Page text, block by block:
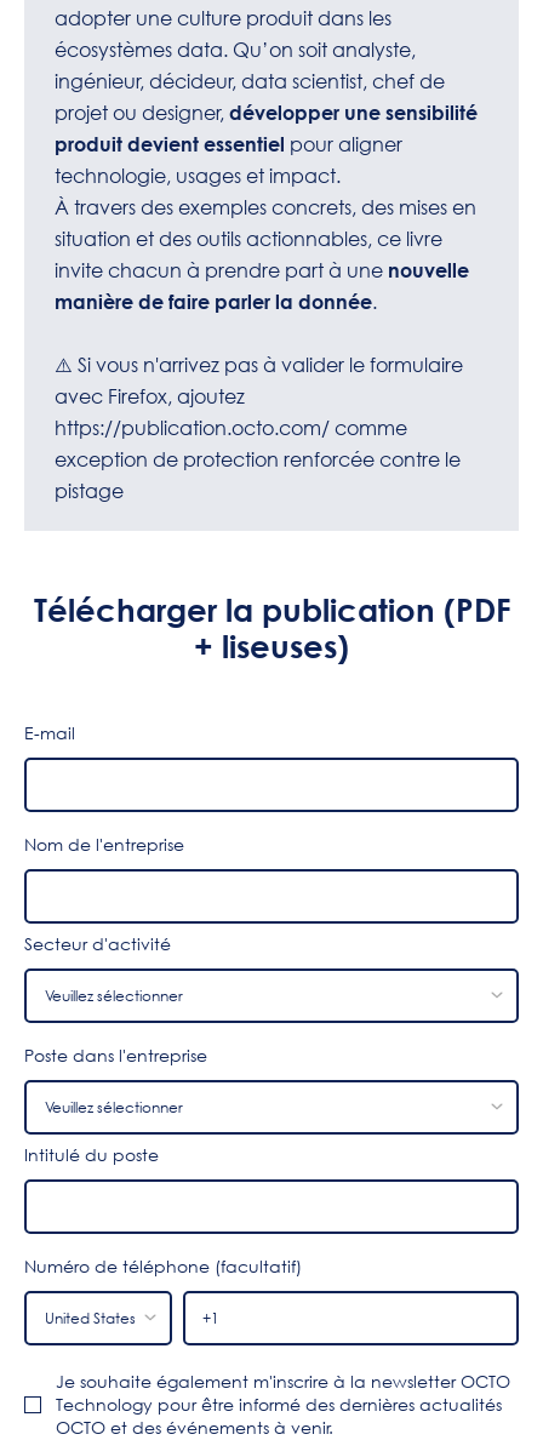
adopter une culture produit dans les
écosystèmes data. Qu’on soit analyste,
ingénieur, décideur, data scientist, chef de
projet ou designer, développer une sensibilité
produit devient essentiel pour aligner
technologie, usages et impact.
À travers des exemples concrets, des mises en
situation et des outils actionnables, ce livre
invite chacun à prendre part à une nouvelle
manière de faire parler la donnée.
⚠️ Si vous n'arrivez pas à valider le formulaire
avec Firefox, ajoutez
https://publication.octo.com/comme
exception de protection renforcée contre le
pistage
Télécharger la publication (PDF
+ liseuses)
E-mail
Nom de l'entreprise
Secteur d'activité
Poste dans l'entreprise
Intitulé du poste
Numéro de téléphone (facultatif)
Je souhaite également m'inscrire à la newsletter OCTO
Technology pour être informé des dernières actualités
OCTO et des événements à venir.